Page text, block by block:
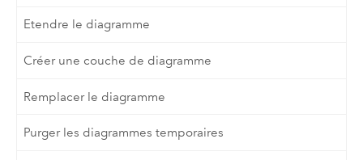
Etendre le diagramme
Créer une couche de diagramme
Remplacer le diagramme
Purger les diagrammes temporaires